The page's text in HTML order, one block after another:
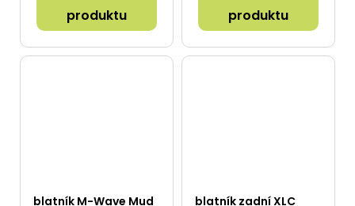
produktu
produktu
blatník M-Wave Mud
blatník zadní XLC